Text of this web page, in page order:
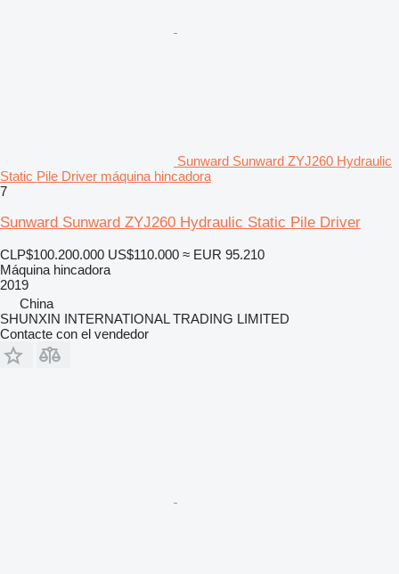
Sunward Sunward ZYJ260 Hydraulic
Static Pile Driver máquina hincadora
7
Sunward Sunward ZYJ260 Hydraulic Static Pile Driver
CLP$100.200.000 US$110.000 ≈ EUR 95.210
Máquina hincadora
2019
China
SHUNXIN INTERNATIONAL TRADING LIMITED
Contacte con el vendedor